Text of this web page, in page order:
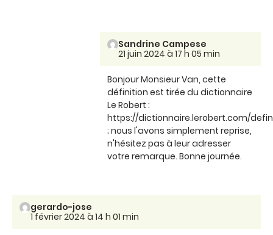
Sandrine Campese
21 juin 2024 à 17 h 05 min
Bonjour Monsieur Van, cette
définition est tirée du dictionnaire
Le Robert :
https://dictionnaire.lerobert.com/
; nous l'avons simplement reprise,
n'hésitez pas à leur adresser
votre remarque. Bonne journée.
gerardo-jose
1 février 2024 à 14 h 01 min